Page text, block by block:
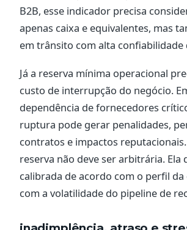
B2B, esse indicador precisa
apenas caixa e equivalentes, mas
em trânsito com alta confiabilidade
Já a reserva mínima operacional
custo de interrupção do negócio.
dependência de fornecedores
ruptura pode gerar penalidades,
contratos e impactos
reserva não deve ser arbitrária. Ela
calibrada de acordo com o perfil da
com a volatilidade do pipeline de